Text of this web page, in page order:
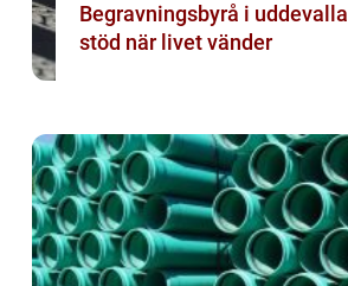
Begravningsbyrå i uddevalla tryggt
stöd när livet vänder